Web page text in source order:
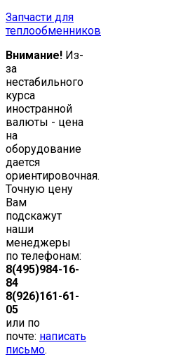
Запчасти для
теплообменников
Внимание! Из-
за
нестабильного
курса
иностранной
валюты - цена
на
оборудование
дается
ориентировочная.
Точную цену
Вам
подскажут
наши
менеджеры
по телефонам:
8(495)984-16-
84
8(926)161-61-
05
или по
почте: написать
письмо.